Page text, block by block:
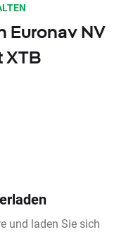
Euronav NV
XTB
und laden Sie sich